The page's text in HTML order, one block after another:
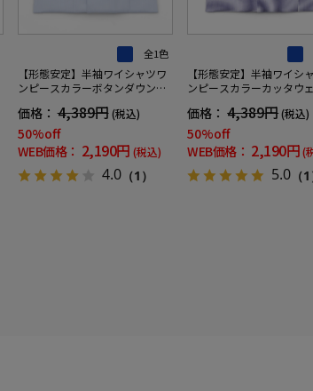
全1色
【形態安定】半袖ワイシャツワ
ンピースカラーボタンダウン織
ブ春夏
価格： 4,389円 (税込)
50%off
WEB価格： 2,190円 (税込)
4.0（1）
【形態安定】半袖ワイシ
ンピースカラーカッタウ
ブ春夏
価格： 4,389円(税込)
50%off
WEB価格： 2,190円(
5.0 （1